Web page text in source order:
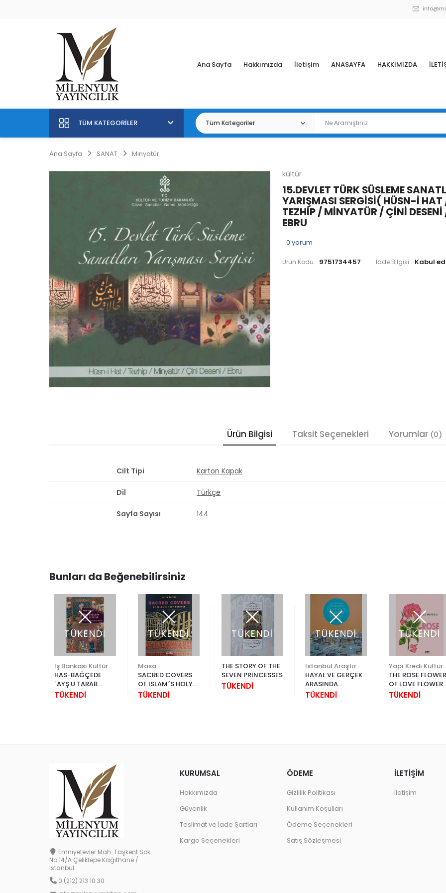
Ana Sayfa Hakkımızda İletişim ANASAYFA HAKKIMIZDA
TÜM KATEGORILER
Ana Sayfa SANAT Minyatür
kültür
15.DEVLET TÜRK SÜSLEME
YARIŞMASI SERGİSİ( HÜSN-İ HAT
TEZHİP / MİNYATÜR / ÇİNİ DESENİ
EBRU
0 yorum
Ürün Kodu: 9751734457 İade Bilgisi:
Ürün Bilgisi Taksit Seçenekleri Yorumlar (0)
Cilt Tipi Karton Kapak
Dil Türkçe
Sayfa Sayısı 144
Bunları da Beğenebilirsiniz
TÜKENDİ
HAS-BAĞÇEDE
´AYŞ U TARAB
(KÜÇÜK BOY)
TÜKENDİ
TÜKENDİ
Masa
SACRED COVERS
OF ISLAM´S HOLY
SHRINES
TÜKENDİ
TÜKENDİ
THE STORY OF THE
SEVEN PRINCESSES
TÜKENDİ
TÜKENDİ
HAYAL VE GERÇEK
ARASINDA
OSMANLI
TÜKENDİ
TÜKENDİ
THE ROSE FLOWER
OF LOVE FLOWER
OF ART FLOWER OF
TÜKENDİ
Emniyetevler Mah. Taşkent Sok.
No:14/A Çeliktepe Kağıthane /
İstanbul
0 (212) 213 10 30
KURUMSAL
Hakkımızda
Güvenlik
Teslimat ve İade Şartları
Kargo Seçenekleri
ÖDEME
Gizlilik Politikası
Kullanım Koşulları
Ödeme Seçenekleri
Satış Sözleşmesi
İLETİŞİM
İletişim